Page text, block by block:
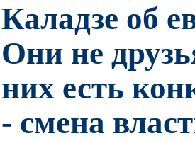
Каладзе об
Они не
них есть
- смена